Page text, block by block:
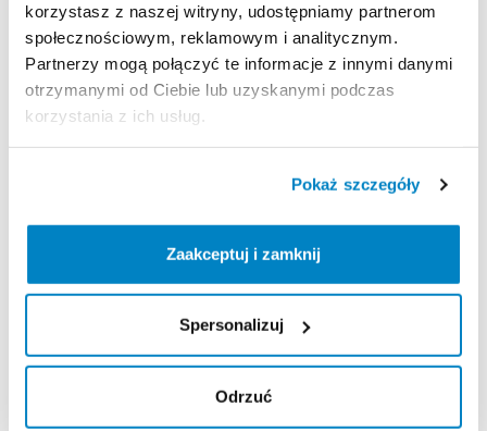
korzystasz z naszej witryny, udostępniamy partnerom
społecznościowym, reklamowym i analitycznym.
Partnerzy mogą połączyć te informacje z innymi danymi
otrzymanymi od Ciebie lub uzyskanymi podczas
korzystania z ich usług.
Pokaż szczegóły
Zaakceptuj i zamknij
Spersonalizuj
Odrzuć
Zasady wypożyczenia
REGULAMIN
Pro vypůjčení produktu není vyžadována vratná či
jiná záloha. Za vypůjčení zaplatíte předem online
Lokalizacja
Poděbradská 588, 530 09 Pardubice II-Polabiny,